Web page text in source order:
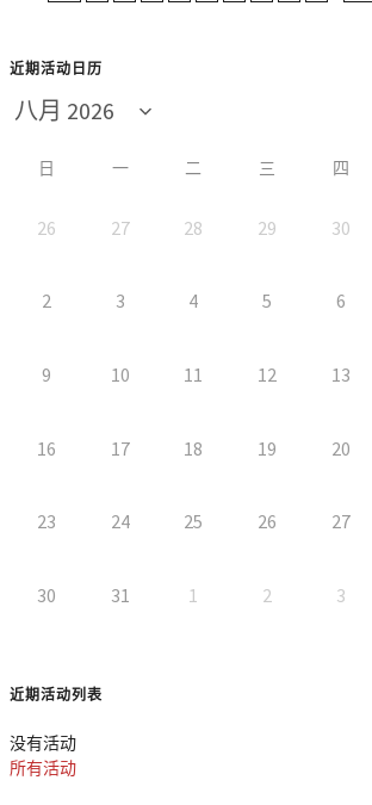
近期活动日历
日 一 二 三 四
26 27 28 29 30
2 3 4 5 6
9 10 11 12 13
16 17 18 19 20
23 24 25 26 27
30 31 1 2 3
近期活动列表
没有活动
所有活动